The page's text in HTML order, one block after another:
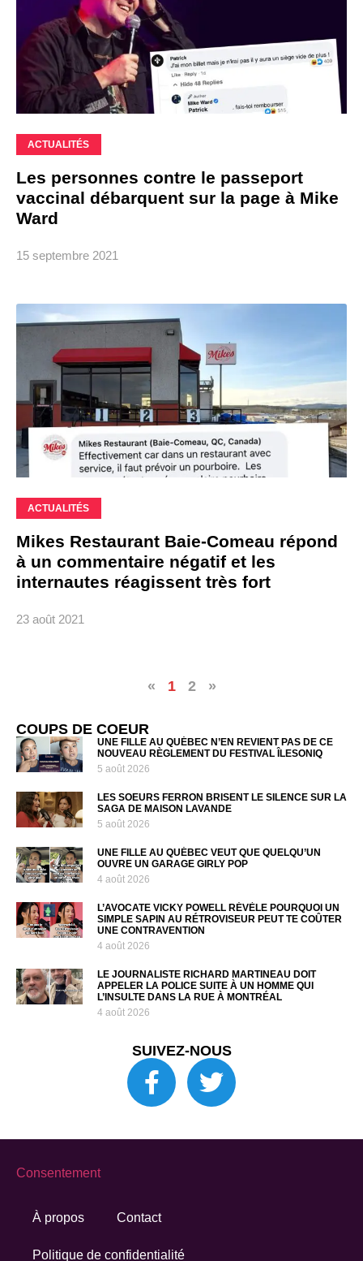
ACTUALITÉS
Les personnes contre le passeport
vaccinal débarquent sur la page à Mike
Ward
15 septembre 2021
ACTUALITÉS
Mikes Restaurant Baie-Comeau répond
à un commentaire négatif et les
internautes réagissent très fort
23 août 2021
« 1 2 »
COUPS DE COEUR
UNE FILLE AU QUÉBEC N’EN REVIENT PAS DE CE
NOUVEAU RÈGLEMENT DU FESTIVAL ÎLESONIQ
5 août 2026
LES SOEURS FERRON BRISENT LE SILENCE SUR LA
SAGA DE MAISON LAVANDE
5 août 2026
UNE FILLE AU QUÉBEC VEUT QUE QUELQU’UN
OUVRE UN GARAGE GIRLY POP
4 août 2026
L’AVOCATE VICKY POWELL RÉVÈLE POURQUOI UN
SIMPLE SAPIN AU RÉTROVISEUR PEUT TE COÛTER
UNE CONTRAVENTION
4 août 2026
LE JOURNALISTE RICHARD MARTINEAU DOIT
APPELER LA POLICE SUITE À UN HOMME QUI
L’INSULTE DANS LA RUE À MONTRÉAL
4 août 2026
SUIVEZ-NOUS
À propos Contact
Politique de confidentialité
Consentement